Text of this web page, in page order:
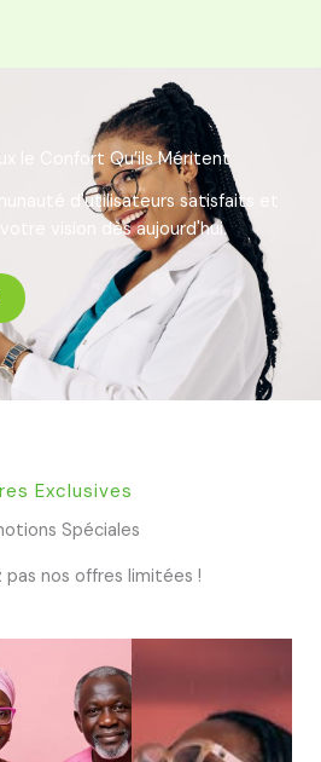
le Confort Qu’ils Méritent
d'utilisateurs satisfaits et
vision dès aujourd'hui.
Exclusives
Spéciales
pas nos offres limitées !